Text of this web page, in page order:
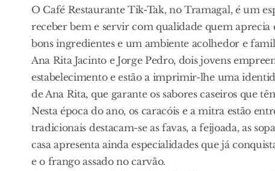
O Café Restaurante Tik-Tak, no Tramagal, é um
receber bem e servir com qualidade quem
bons ingredientes e um ambiente acolhedor e
Ana Rita Jacinto e Jorge Pedro, dois jovens
estabelecimento e estão a imprimir-lhe uma
de Ana Rita, que garante os sabores caseiros que
Nesta época do ano, os caracóis e a mitra estão
tradicionais destacam-se as favas, a feijoada, as
casa apresenta ainda especialidades que já
e o frango assado no carvão.